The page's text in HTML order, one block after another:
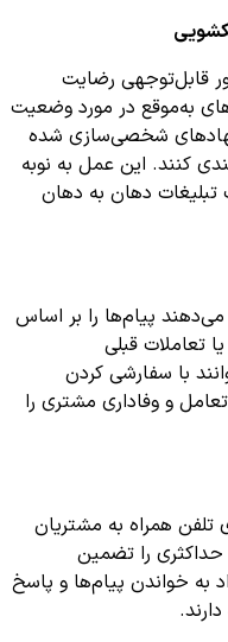
قابل‌توجهی رضایت
به‌موقع در مورد وضعیت
شخصی‌سازی ‌شده
کنند. این عمل به نوبه
دهان به دهان
پیام‌ها را بر اساس
تعاملات قبلی
با سفارشی کردن
و وفاداری مشتری را
همراه به مشتریان
را تضمین
به خواندن پیام‌ها و پاسخ